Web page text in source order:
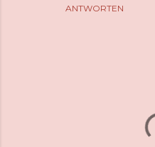
ANTWORTEN